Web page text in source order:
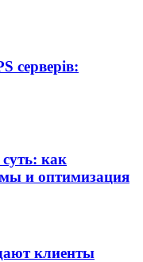
серверів:
как
и оптимизация
клиенты